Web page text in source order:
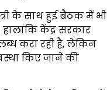
के साथ हुई बैठक में भी
हालांकि केंद्र सरकार
करा रही है, लेकिन
किए जाने की